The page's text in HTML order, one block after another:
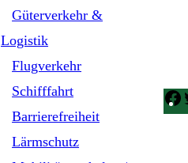
Güterverkehr &
Logistik
Flugverkehr
Schifffahrt
Barrierefreiheit
Lärmschutz